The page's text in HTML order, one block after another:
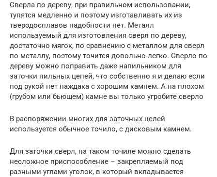
Сверла по дереву, при правильном использовании,
тупятся медленно и поэтому изготавливать их из
тверодосплавов надобности нет. Металл
используемый для изготовления сверл по дереву,
достаточно мягок, по сравнению с металлом для сверл
по металлу, поэтому точится довольно легко. Сверло по
дереву можно поправить даже напильником для
заточки пильных цепей, что собственно я и делаю если
под рукой нет наждака с хорошим камнем. А на плохом
(грубом или бьющем) камне вы только угробите сверло
В распоряжении многих для заточных целей
используется обычное точило, с дисковым камнем.
Для заточки сверл, на таком точиле можно сделать
несложное приспособление – закрепляемый под
разными углами уголок, в который вкладывается